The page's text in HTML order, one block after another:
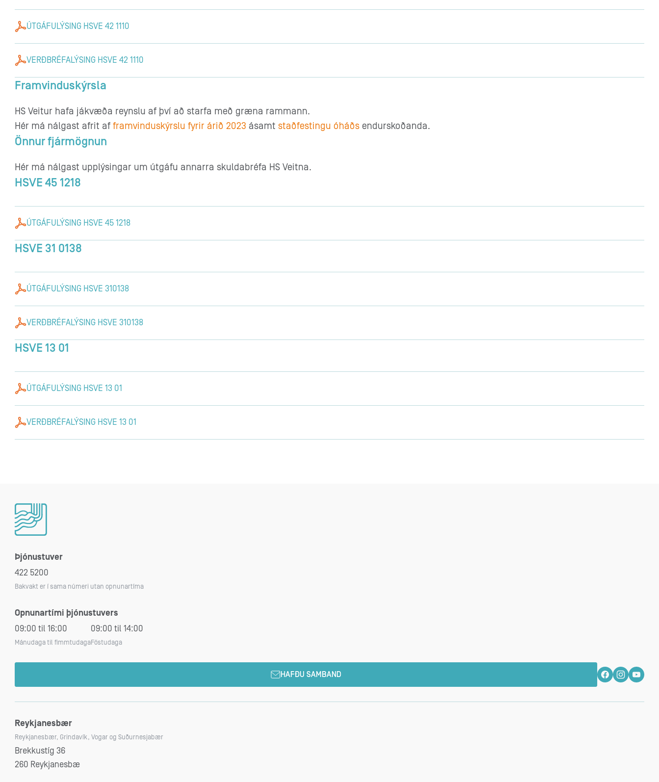
ÚTGÁFULÝSING HSVE 42 1110
VERÐBRÉFALÝSING HSVE 42 1110
Framvinduskýrsla
HS Veitur hafa jákvæða reynslu af því að starfa með græna rammann.
Hér má nálgast afrit af framvinduskýrslu fyrir árið 2023 ásamt staðfestingu óháðs endurskoðanda.
Önnur fjármögnun
Hér má nálgast upplýsingar um útgáfu annarra skuldabréfa HS Veitna.
HSVE 45 1218
ÚTGÁFULÝSING HSVE 45 1218
HSVE 31 0138
ÚTGÁFULÝSING HSVE 310138
VERÐBRÉFALÝSING HSVE 310138
HSVE 13 01
ÚTGÁFULÝSING HSVE 13 01
VERÐBRÉFALÝSING HSVE 13 01
Þjónustuver
422 5200
Bakvakt er í sama númeri utan opnunartíma
Opnunartími þjónustuvers
09:00 til 16:00
Mánudaga til fimmtudaga
09:00 til 14:00
Föstudaga
HAFÐU SAMBAND
Reykjanesbær
Reykjanesbær, Grindavík, Vogar og Suðurnesjabær
Brekkustíg 36
260 Reykjanesbæ